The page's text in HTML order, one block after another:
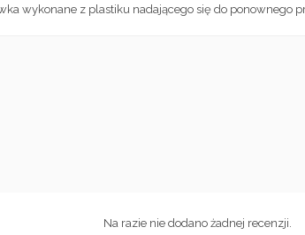
wykonane z plastiku nadającego się do ponownego
Na razie nie dodano żadnej recenzji.